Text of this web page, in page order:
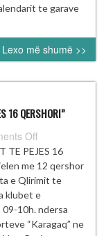
te garave
Lexo më shumë >>
16 QERSHORI”
Offon
TURNEU
E
QLIRIMIT
TE
PEJES
TE PEJES 16
me 12 qershor
e Qlirimit te
klubet e
10h. ndersa
“Karagaq” ne